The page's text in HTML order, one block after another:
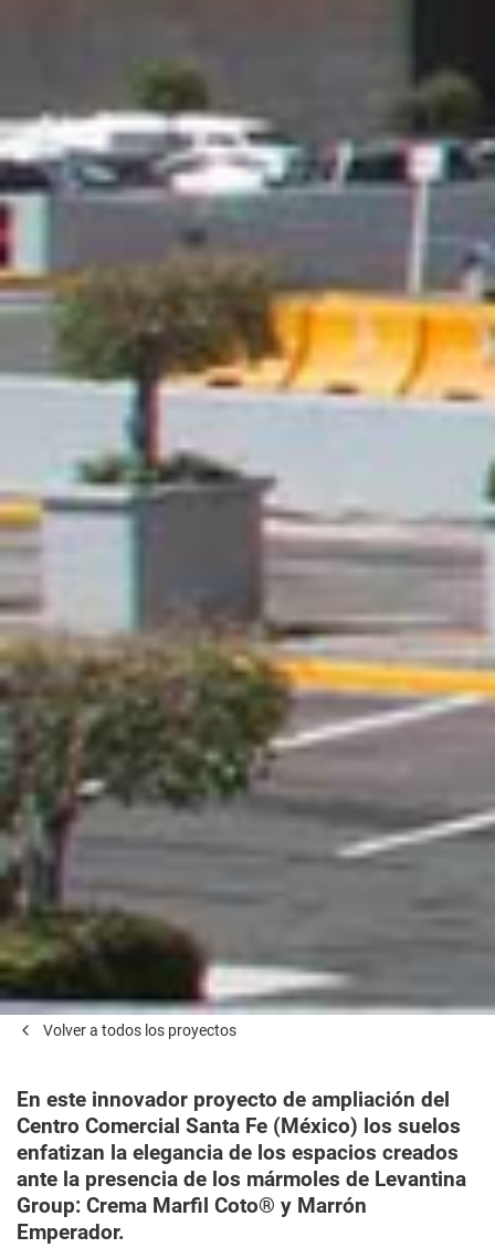
Volver a todos los proyectos
En este innovador proyecto de ampliación del
Centro Comercial Santa Fe (México) los suelos
enfatizan la elegancia de los espacios creados
ante la presencia de los mármoles de Levantina
Group: Crema Marfil Coto® y Marrón
Emperador.